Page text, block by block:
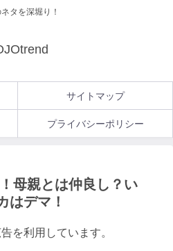
タを深堀り！
サイトマップ
プライバシーポリシー
母親とは仲良し？い
はデマ！
を利用しています。